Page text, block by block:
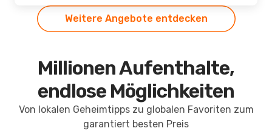
Weitere Angebote entdecken
Millionen Aufenthalte,
endlose Möglichkeiten
Von lokalen Geheimtipps zu globalen Favoriten zum
garantiert besten Preis